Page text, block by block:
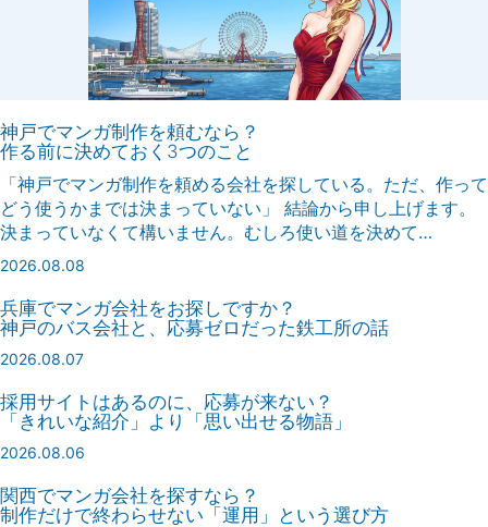
神戸でマンガ制作を頼むなら？
作る前に決めておく3つのこと
「神戸でマンガ制作を頼める会社を探している。ただ、作って
どう使うかまでは決まっていない」 結論から申し上げます。
決まっていなくて構いません。むしろ使い道を決めて…
2026.08.08
兵庫でマンガ会社をお探しですか？
神戸のバス会社と、応募ゼロだった鉄工所の話
2026.08.07
採用サイトはあるのに、応募が来ない？
「きれいな紹介」より「思い出せる物語」
2026.08.06
関西でマンガ会社を探すなら？
制作だけで終わらせない「運用」という選び方